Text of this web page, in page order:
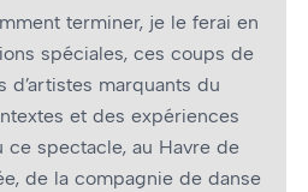
terminer, je le ferai en
spéciales, ces coups de
marquants du
et des expériences
ce spectacle, au Havre de
de la compagnie de danse